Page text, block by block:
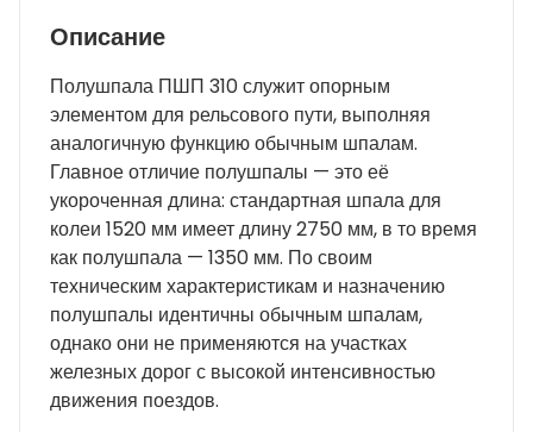
Описание
Полушпала ПШП 310 служит опорным
элементом для рельсового пути, выполняя
аналогичную функцию обычным шпалам.
Главное отличие полушпалы — это её
укороченная длина: стандартная шпала для
колеи 1520 мм имеет длину 2750 мм, в то время
как полушпала — 1350 мм. По своим
техническим характеристикам и назначению
полушпалы идентичны обычным шпалам,
однако они не применяются на участках
железных дорог с высокой интенсивностью
движения поездов.